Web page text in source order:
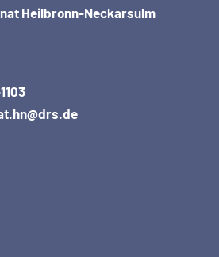
Heilbronn-Neckarsulm